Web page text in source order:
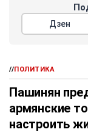
Дзен
//ПОЛИТИКА
Пашинян
армянские
настроить